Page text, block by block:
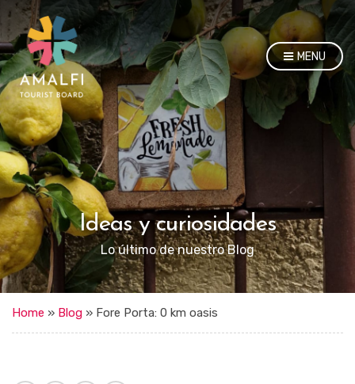
MENU
Ideas y curiosidades
Lo último de nuestro Blog
Home » Blog » Fore Porta: 0 km oasis